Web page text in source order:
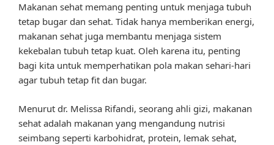
Makanan sehat memang penting untuk menjaga tubuh
tetap bugar dan sehat. Tidak hanya memberikan energi,
makanan sehat juga membantu menjaga sistem
kekebalan tubuh tetap kuat. Oleh karena itu, penting
bagi kita untuk memperhatikan pola makan sehari-hari
agar tubuh tetap fit dan bugar.
Menurut dr. Melissa Rifandi, seorang ahli gizi, makanan
sehat adalah makanan yang mengandung nutrisi
seimbang seperti karbohidrat, protein, lemak sehat,